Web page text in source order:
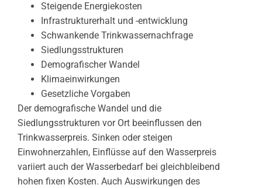
Steigende Energiekosten
Infrastrukturerhalt und -entwicklung
Schwankende Trinkwassernachfrage
Siedlungsstrukturen
Demografischer Wandel
Klimaeinwirkungen
Gesetzliche Vorgaben
Der demografische Wandel und die
Siedlungsstrukturen vor Ort beeinflussen den
Trinkwasserpreis. Sinken oder steigen
Einwohnerzahlen, Einflüsse auf den Wasserpreis
variiert auch der Wasserbedarf bei gleichbleibend
hohen fixen Kosten. Auch Auswirkungen des